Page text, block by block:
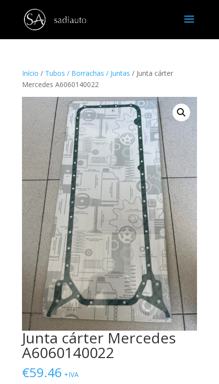
Início / Tubos / Borrachas / Juntas / Junta cárter
Mercedes A6060140022
Junta cárter Mercedes
A6060140022
€59.46 +IVA